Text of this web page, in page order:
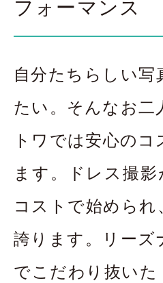
フォーマンス
自分たちらしい
たい。そんなお二
トワでは安心の
ます。ドレス撮
コストで始めら
誇ります。リー
でこだわり抜い